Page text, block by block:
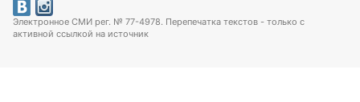
Электронное СМИ рег. № 77-4978. Перепечатка текстов - только с
активной ссылкой на источник